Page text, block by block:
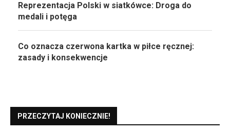
Reprezentacja Polski w siatkówce: Droga do
medali i potęga
Co oznacza czerwona kartka w piłce ręcznej:
zasady i konsekwencje
PRZECZYTAJ KONIECZNIE!